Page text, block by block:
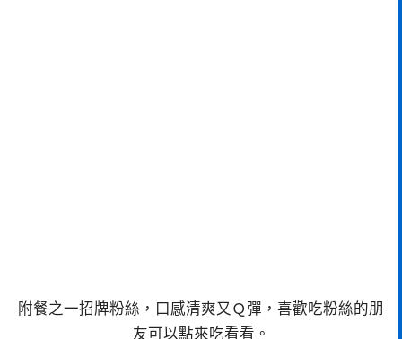
附餐之一招牌粉絲，口感清爽又Ｑ彈，喜歡吃粉絲的朋
友可以點來吃看看。